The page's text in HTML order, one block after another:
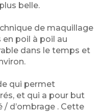
belle.
de maquillage
poil à poil au
dans le temps et
qui permet
et qui a pour but
d’ombrage . Cette